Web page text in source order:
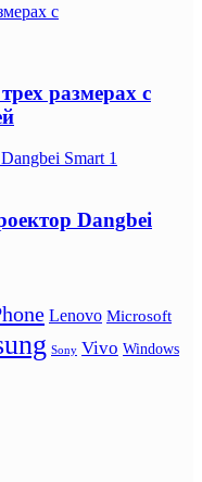
с
размерах с
Smart 1
Dangbei
Lenovo Microsoft
Sony Vivo Windows